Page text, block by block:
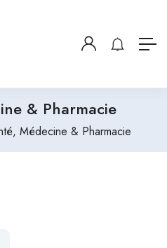
& Pharmacie
Médecine & Pharmacie